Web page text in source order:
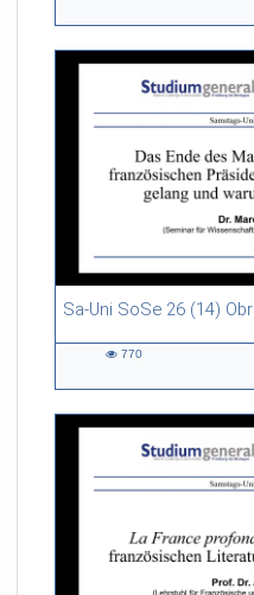
Sa-Uni SoSe 26 (14)
46:53 duration
770